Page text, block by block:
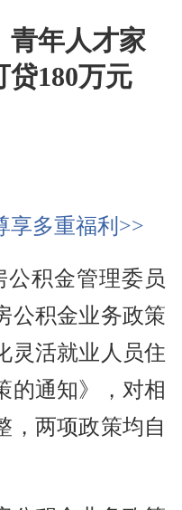
青年人才家
贷180万元
享多重福利>>
公积金管理委员
公积金业务政策
灵活就业人员住
的通知》，对相
，两项政策均自